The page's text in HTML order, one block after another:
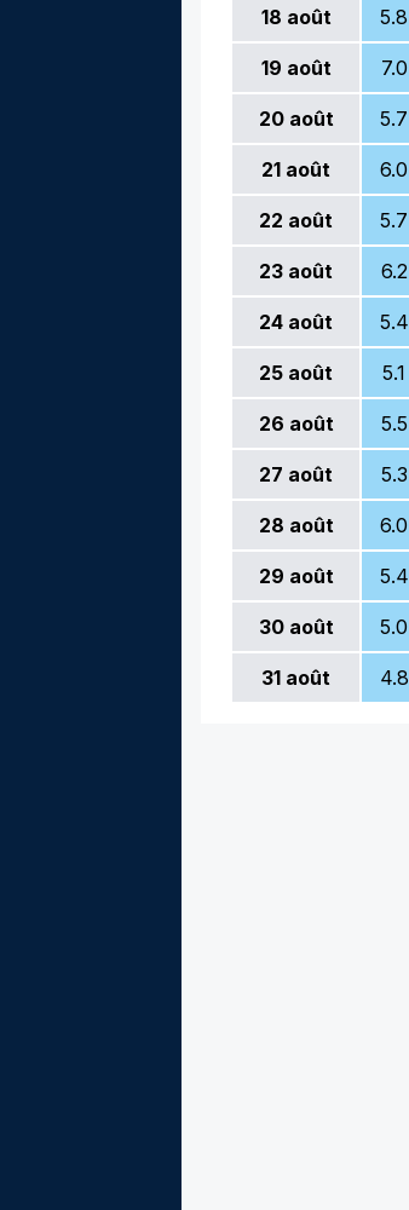
18 août 5.8
19 août 7.0
20 août 5.7
21 août 6.0
22 août 5.7
23 août 6.2
24 août 5.4
25 août 5.1
26 août 5.5
27 août 5.3
28 août 6.0
29 août 5.4
30 août 5.0
31 août 4.8